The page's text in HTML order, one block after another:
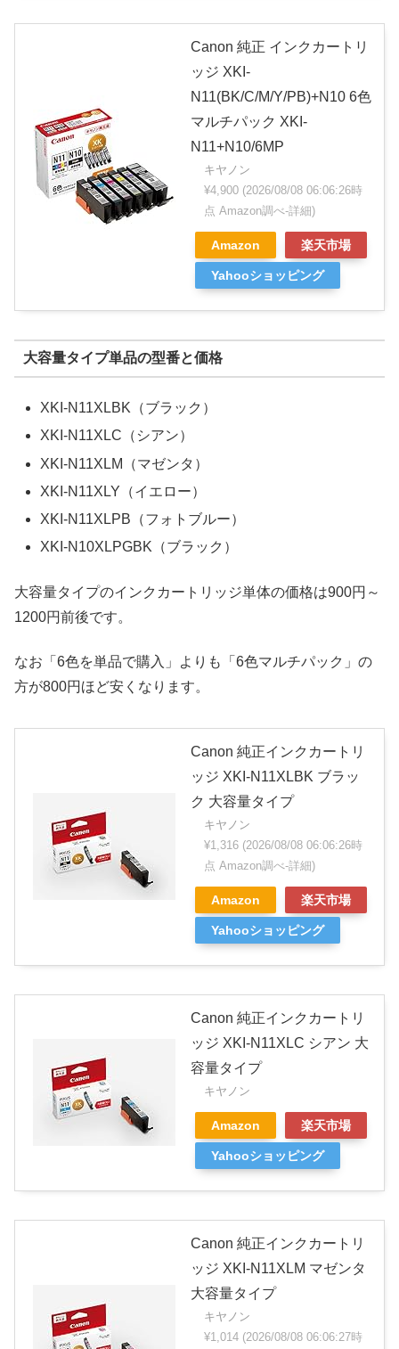
Canon 純正 インクカートリ
ッジ XKI-
N11(BK/C/M/Y/PB)+N10 6色
マルチパック XKI-
N11+N10/6MP
キヤノン
¥4,900 (2026/08/08 06:06:26時
点 Amazon調べ-詳細)
Amazon 楽天市場
Yahooショッピング
大容量タイプ単品の型番と価格
XKI-N11XLBK（ブラック）
XKI-N11XLC（シアン）
XKI-N11XLM（マゼンタ）
XKI-N11XLY（イエロー）
XKI-N11XLPB（フォトブルー）
XKI-N10XLPGBK（ブラック）
大容量タイプのインクカートリッジ単体の価格は900円～
1200円前後です。
なお「6色を単品で購入」よりも「6色マルチパック」の
方が800円ほど安くなります。
Canon 純正インクカートリ
ッジ XKI-N11XLBK ブラッ
ク 大容量タイプ
キヤノン
¥1,316 (2026/08/08 06:06:26時
点 Amazon調べ-詳細)
Amazon 楽天市場
Yahooショッピング
Canon 純正インクカートリ
ッジ XKI-N11XLC シアン 大
容量タイプ
キヤノン
Amazon 楽天市場
Yahooショッピング
Canon 純正インクカートリ
ッジ XKI-N11XLM マゼンタ
大容量タイプ
キヤノン
¥1,014 (2026/08/08 06:06:27時